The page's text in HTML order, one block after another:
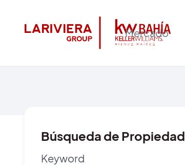
Mercado
Búsqueda de Propiedad
Keyword